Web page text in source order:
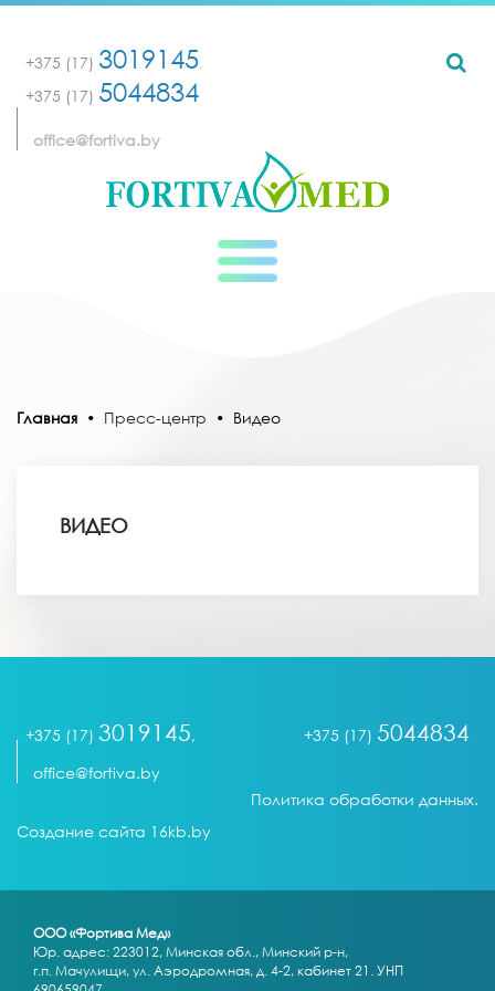
+375 (17) 3019145,
+375 (17) 5044834
office@fortiva.by
Главная • Пресс-центр • Видео
ВИДЕО
+375 (17) 3019145, +375 (17) 5044834
office@fortiva.by
Политика обработки данных.
Создание сайта 16kb.by
ООО «Фортива Мед»
Юр. адрес: 223012, Минская обл., Минский р-н,
г.п. Мачулищи, ул. Аэродромная, д. 4-2, кабинет 21. УНП